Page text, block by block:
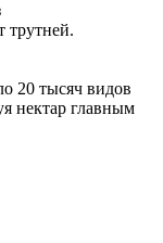
трутней.
20 тысяч видов
нектар главным